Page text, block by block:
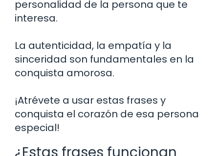
personalidad de la persona que te
interesa.
La autenticidad, la empatía y la
sinceridad son fundamentales en la
conquista amorosa.
¡Atrévete a usar estas frases y
conquista el corazón de esa persona
especial!